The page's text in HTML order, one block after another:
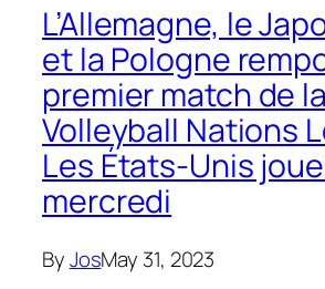
L’Allemagne, le
et la Pologne
premier match de la
Volleyball Nations
Les États-Unis
mercredi
ByJosMay 31, 2023